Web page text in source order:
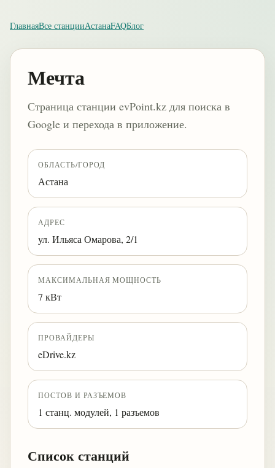
ГлавнаяВсе станцииАстанаFAQБлог
Мечта
Страница станции evPoint.kz для поиска в
Google и перехода в приложение.
ОБЛАСТЬ/ГОРОД
Астана
АДРЕС
ул. Ильяса Омарова, 2/1
МАКСИМАЛЬНАЯ МОЩНОСТЬ
7 кВт
ПРОВАЙДЕРЫ
eDrive.kz
ПОСТОВ И РАЗЪЕМОВ
1 станц. модулей, 1 разъемов
Список станций